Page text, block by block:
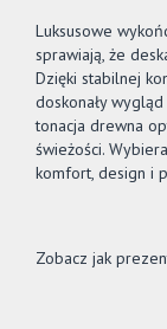
Luksusowe
sprawiają, że
Dzięki stabilnej
doskonały
tonacja drewna
świeżości.
komfort, design i
Zobacz jak